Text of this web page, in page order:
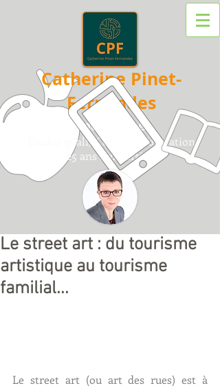
Catherine Pinet-
Fernandes
Sociologue
Etudes quali/Conseil / Formation
25 ans d'expertise
Le street art : du tourisme
artistique au tourisme
familial...
Le street art (ou art des rues) est à